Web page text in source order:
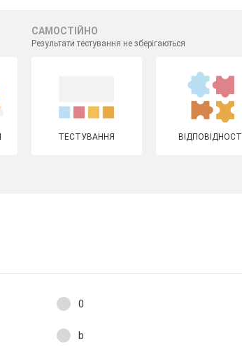
САМОСТІЙНО
Результати тестування не зберігаються
ТЕСТУВАННЯ ВІДПОВІДНОСТІ
0
b